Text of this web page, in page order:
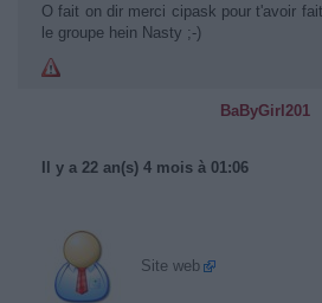
O fait on dir merci cipask pour t'avoir
le groupe hein Nasty ;-)
BaByGirl201
Il y a 22 an(s) 4 mois à 01:06
Site web